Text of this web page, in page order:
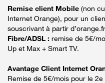
Remise client Mobile (non
Internet Orange), pour un
souscrivant à partir
Fibre/ADSL : remise de 5€/
Up et Max + Smart TV.
Avantage Client Internet
Remise de 5€/mois pour le